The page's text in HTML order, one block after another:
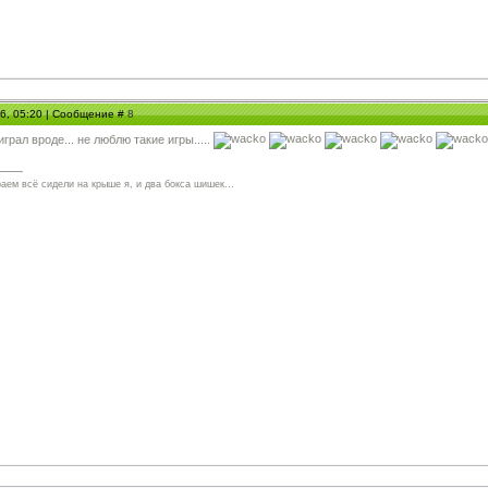
05:20 | Сообщение #8
вроде... не люблю такие игры.....
всё сидели на крыше я, и два бокса шишек...